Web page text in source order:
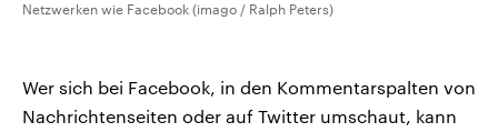
Netzwerken wie Facebook (imago / Ralph Peters)
Wer sich bei Facebook, in den Kommentarspalten von
Nachrichtenseiten oder auf Twitter umschaut, kann